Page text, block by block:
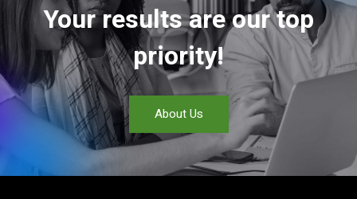
Your results are our top
priority!
About Us